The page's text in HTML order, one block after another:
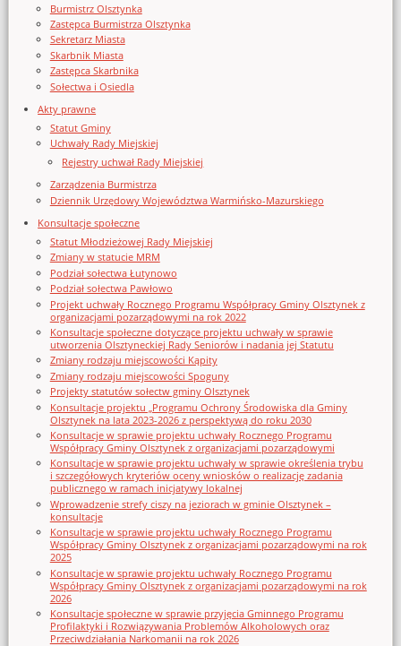
Burmistrz Olsztynka
Zastępca Burmistrza Olsztynka
Sekretarz Miasta
Skarbnik Miasta
Zastępca Skarbnika
Sołectwa i Osiedla
Akty prawne
Statut Gminy
Uchwały Rady Miejskiej
Rejestry uchwał Rady Miejskiej
Zarządzenia Burmistrza
Dziennik Urzędowy Województwa Warmińsko-Mazurskiego
Konsultacje społeczne
Statut Młodzieżowej Rady Miejskiej
Zmiany w statucie MRM
Podział sołectwa Łutynowo
Podział sołectwa Pawłowo
Projekt uchwały Rocznego Programu Współpracy Gminy Olsztynek z
organizacjami pozarządowymi na rok 2022
Konsultacje społeczne dotyczące projektu uchwały w sprawie
utworzenia Olsztyneckiej Rady Seniorów i nadania jej Statutu
Zmiany rodzaju miejscowości Kąpity
Zmiany rodzaju miejscowości Spoguny
Projekty statutów sołectw gminy Olsztynek
Konsultacje projektu „Programu Ochrony Środowiska dla Gminy
Olsztynek na lata 2023-2026 z perspektywą do roku 2030
Konsultacje w sprawie projektu uchwały Rocznego Programu
Współpracy Gminy Olsztynek z organizacjami pozarządowymi
Konsultacje w sprawie projektu uchwały w sprawie określenia trybu
i szczegółowych kryteriów oceny wniosków o realizację zadania
publicznego w ramach inicjatywy lokalnej
Wprowadzenie strefy ciszy na jeziorach w gminie Olsztynek –
konsultacje
Konsultacje w sprawie projektu uchwały Rocznego Programu
Współpracy Gminy Olsztynek z organizacjami pozarządowymi na rok
2025
Konsultacje w sprawie projektu uchwały Rocznego Programu
Współpracy Gminy Olsztynek z organizacjami pozarządowymi na rok
2026
Konsultacje społeczne w sprawie przyjęcia Gminnego Programu
Profilaktyki i Rozwiązywania Problemów Alkoholowych oraz
Przeciwdziałania Narkomanii na rok 2026